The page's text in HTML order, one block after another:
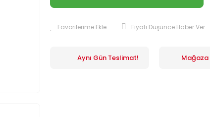
Fiyatı Düşünce Haber Ver
Aynı Gün Teslimat! Mağaza